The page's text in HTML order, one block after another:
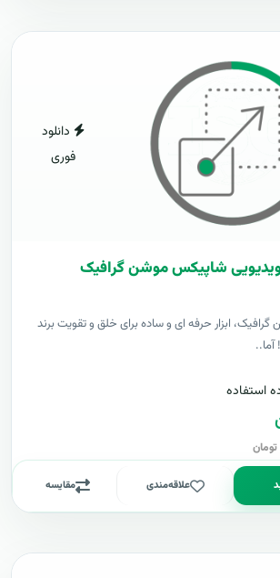
دانلود
فوری
گرافیک، ابزار حرفه ای و ساده برای خلق و تقویت برند
استفاده
علاقه‌مندی مقایسه